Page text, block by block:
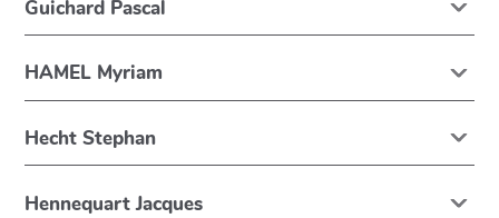
Guichard Pascal
HAMEL Myriam
Hecht Stephan
Hennequart Jacques